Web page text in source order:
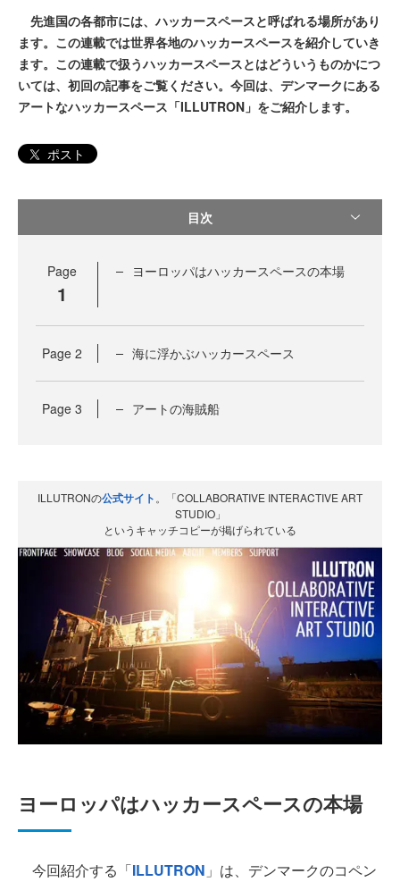
先進国の各都市には、ハッカースペースと呼ばれる場所があり
ます。この連載では世界各地のハッカースペースを紹介していき
ます。この連載で扱うハッカースペースとはどういうものかにつ
いては、初回の記事をご覧ください。今回は、デンマークにある
アートなハッカースペース「ILLUTRON」をご紹介します。
ポスト
目次
Page
1
ヨーロッパはハッカースペースの本場
Page 2 海に浮かぶハッカースペース
Page 3 アートの海賊船
ILLUTRONの公式サイト 。「COLLABORATIVE INTERACTIVE ART
STUDIO」
というキャッチコピーが掲げられている
ヨーロッパはハッカースペースの本場
今回紹介する「ILLUTRON 」は、デンマークのコペン